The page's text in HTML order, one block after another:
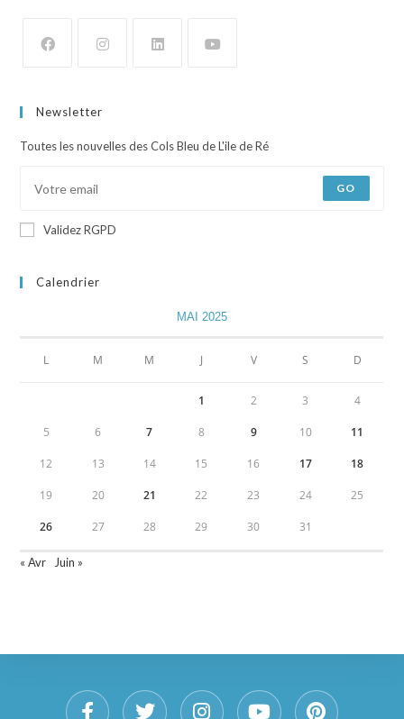
Newsletter
Toutes les nouvelles des Cols Bleu de L'ile de Ré
GO
Validez RGPD
Calendrier
MAI 2025
L M M J V S D
1 2 3 4
5 6 7 8 9 10 11
12 13 14 15 16 17 18
19 20 21 22 23 24 25
26 27 28 29 30 31
« Avr Juin »